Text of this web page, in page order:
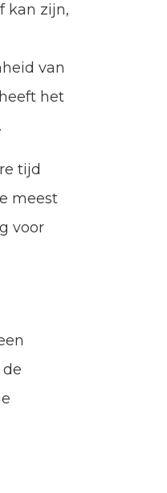
kan zijn,
van
het
tijd
meest
voor